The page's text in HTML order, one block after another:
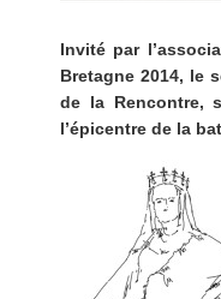
Invité par
Bretagne 2014, le
de la Rencontre,
l’épicentre de la